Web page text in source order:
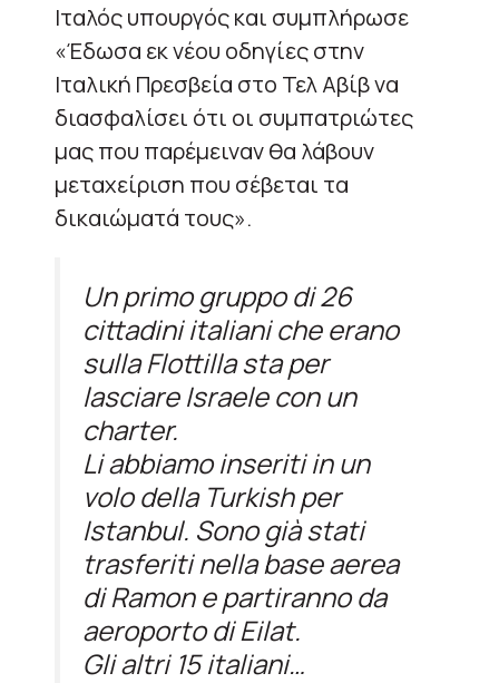
Ιταλός υπουργός και συμπλήρωσε
«Έδωσα εκ νέου οδηγίες στην
Ιταλική Πρεσβεία στο Τελ Αβίβ να
διασφαλίσει ότι οι συμπατριώτες
μας που παρέμειναν θα λάβουν
μεταχείριση που σέβεται τα
δικαιώματά τους».
Un primo gruppo di 26
cittadini italiani che erano
sulla Flottilla sta per
lasciare Israele con un
charter.
Li abbiamo inseriti in un
volo della Turkish per
Istanbul. Sono già stati
trasferiti nella base aerea
di Ramon e partiranno da
aeroporto di Eilat.
Gli altri 15 italiani…